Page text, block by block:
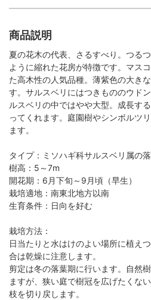
商品説明
夏の花木の代表、さるすべり。つる
ように縮れた花房が特徴です。マス
た高木性の人気品種。薄紫色の大き
す。サルスベリにはつきもののウド
ルスベリの中ではやや大型。成長す
ってくれます。庭園樹やシンボルツ
ます。
タイプ：ミソハギ科サルスベリ属の
樹高：5～7m
開花期：6月下旬～9月頃（早生）
栽培適地：南東北地方以南
生育条件：日向を好む
栽培方法：
日当たりと水はけのよい場所に植え
合は乾燥に注意します。
剪定は冬の落葉期に行います。自然
ますが、狭い庭で樹冠を広げたくな
枝を切り戻します。